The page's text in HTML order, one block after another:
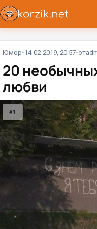
Юмор 14-02-2019, 20:57 от
20
любви
#1